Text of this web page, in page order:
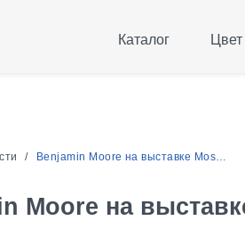
Каталог Цвет
Benjamin Moore на выставке MosBuild 2021
Moore на